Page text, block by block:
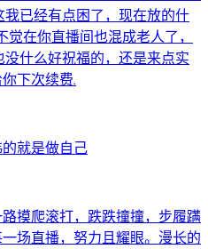
已经有点困了，现在放的什
在你直播间也混成老人了，
什么好祝福的，还是来点实
下次续费.
就是做自己
摸爬滚打，跌跌撞撞，步履蹒
场直播，努力且耀眼。漫长的